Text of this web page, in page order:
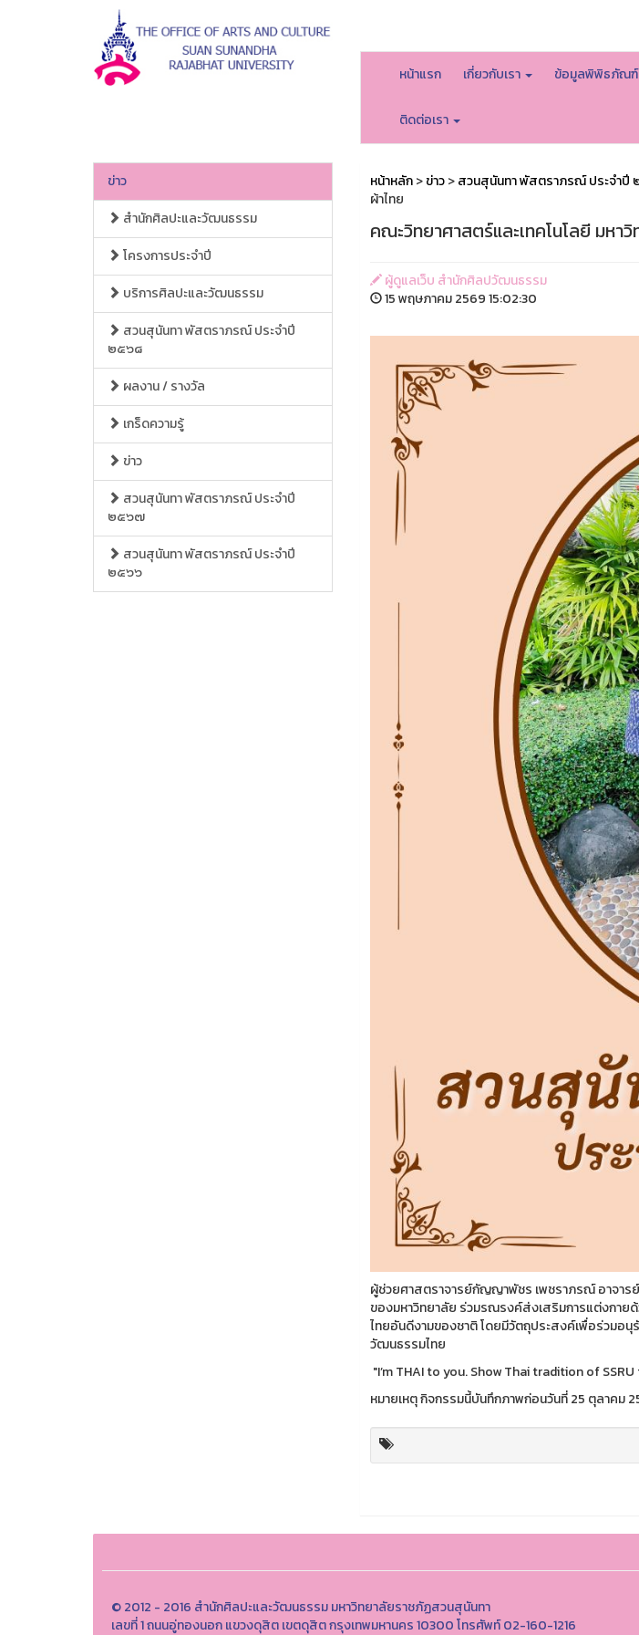
หน้าแรก เกี่ยวกับเรา ข้อมูลพิพิธภัณฑ์
ติดต่อเรา
ข่าว
สำนักศิลปะและวัฒนธรรม
โครงการประจำปี
บริการศิลปะและวัฒนธรรม
สวนสุนันทา พัสตราภรณ์ ประจำปี
๒๕๖๘
ผลงาน / รางวัล
เกร็ดความรู้
ข่าว
สวนสุนันทา พัสตราภรณ์ ประจำปี
๒๕๖๗
สวนสุนันทา พัสตราภรณ์ ประจำปี
๒๕๖๖
หน้าหลัก>ข่าว>สวนสุนันทา พัสตราภรณ์ ประจำปี
ผ้าไทย
คณะวิทยาศาสตร์และเทคโนโลยี มห
ผู้ดูแลเว็บ สำนักศิลปวัฒนธรรม
15 พฤษภาคม 2569 15:02:30
ผู้ช่วยศาสตราจารย์กัญญาพัชร เพชราภรณ์ อาจาร
ของมหาวิทยาลัย ร่วมรณรงค์ส่งเสริมการแต่งกาย
ไทยอันดีงามของชาติ โดยมีวัตถุประสงค์เพื่อร่วม
วัฒนธรรมไทย
"I’m THAI to you. Show Thai tradition of
หมายเหตุ กิจกรรมนี้บันทึกภาพก่อนวันที่ 25 ตุลาคม
© 2012 - 2016 สำนักศิลปะและวัฒนธรรม มหาวิทยาลัยราชภัฏสวนสุนันทา
เลขที่ 1 ถนนอู่ทองนอก แขวงดุสิต เขตดุสิต กรุงเทพมหานคร 10300 โทรศัพท์ 02-160-1216